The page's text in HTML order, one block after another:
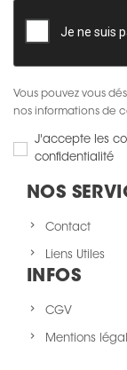
Vous pouvez vous
nos informations de
J'accepte les
confidentialité
NOS
Contact
Liens Utiles
INFOS
CGV
Mentions